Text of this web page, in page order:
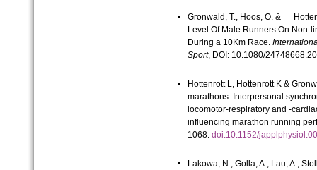
Gronwald, T., Hoos, O. &
Level Of Male Runners On Non-
During a 10Km Race.
Sport, DOI: 10.1080/
Hottenrott L, Hottenrott K &
marathons: Interpersonal
locomotor-respiratory and -
influencing marathon running
1068. doi:10.1152/
Lakowa, N., Golla, A., Lau, A.,